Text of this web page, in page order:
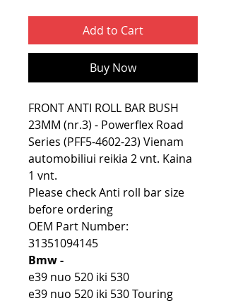
Add to Cart
Buy Now
FRONT ANTI ROLL BAR BUSH
23MM (nr.3) - Powerflex Road
Series (PFF5-4602-23) Vienam
automobiliui reikia 2 vnt. Kaina
1 vnt.
Please check Anti roll bar size
before ordering
OEM Part Number:
31351094145
Bmw -
e39 nuo 520 iki 530
e39 nuo 520 iki 530 Touring